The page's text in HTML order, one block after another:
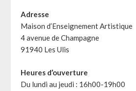
Adresse
Maison d’Enseignement Artistique
4 avenue de Champagne
91940 Les Ulis
Heures d’ouverture
Du lundi au jeudi : 16h00-19h00